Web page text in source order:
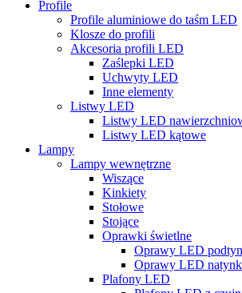
Profile
Profile aluminiowe do taśm LED
Klosze do profili
Akcesoria profili LED
Zaślepki LED
Uchwyty LED
Inne elementy
Listwy LED
Listwy LED
Listwy LED kątowe
Lampy
Lampy wewnętrzne
Wiszące
Kinkiety
Stołowe
Stojące
Oprawki świetlne
Oprawy LED
Oprawy LED
Plafony LED